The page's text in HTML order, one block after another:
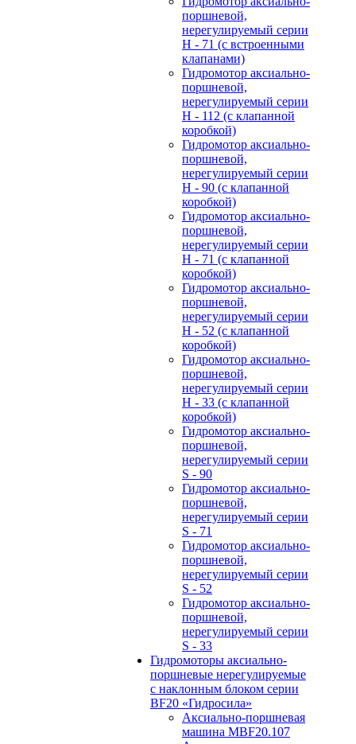
поршневой,
нерегулируемый cерии
H - 71 (с встроенными
клапанами)
Гидромотор аксиально-
поршневой,
нерегулируемый cерии
H - 112 (с клапанной
коробкой)
Гидромотор аксиально-
поршневой,
нерегулируемый cерии
H - 90 (с клапанной
коробкой)
Гидромотор аксиально-
поршневой,
нерегулируемый cерии
H - 71 (с клапанной
коробкой)
Гидромотор аксиально-
поршневой,
нерегулируемый cерии
H - 52 (с клапанной
коробкой)
Гидромотор аксиально-
поршневой,
нерегулируемый cерии
H - 33 (с клапанной
коробкой)
Гидромотор аксиально-
поршневой,
нерегулируемый cерии
S - 90
Гидромотор аксиально-
поршневой,
нерегулируемый cерии
S - 71
Гидромотор аксиально-
поршневой,
нерегулируемый cерии
S - 52
Гидромотор аксиально-
поршневой,
нерегулируемый cерии
S - 33
Гидромоторы аксиально-
поршневые нерегулируемые
с наклонным блоком серии
BF20 «Гидросила»
Аксиально-поршневая
машина MBF20.107